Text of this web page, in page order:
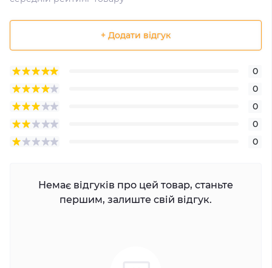
+ Додати відгук
0
0
0
0
0
Немає відгуків про цей товар, станьте
першим, залиште свій відгук.